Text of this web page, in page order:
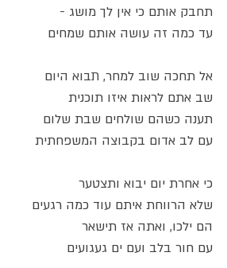
תחבק אותם כי אין לך מושג -
עד כמה זה עושה אותם שמחים
אל תחכה שוב למחר, תבוא היום
שב אתם לראות איזו תוכנית
תענה כשהם שולחים שבת שלום
עם לב אדום בקבוצה המשפחתית
כי אחרת יום יבוא ותצטער
שלא הרווחת איתם עוד כמה רגעים
הם ילכו, ואתה אז תישאר
עם חור בלב ועם ים געגועים